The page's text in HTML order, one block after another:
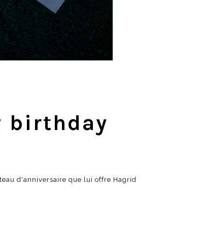
birthday
d'anniversaire que lui offre Hagrid